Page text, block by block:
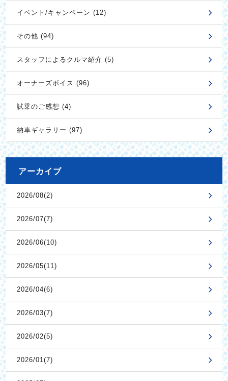
イベント/キャンペーン (12)
その他 (94)
スタッフによるクルマ紹介 (5)
オーナーズボイス (96)
試乗のご感想 (4)
納車ギャラリー (97)
アーカイブ
2026/08(2)
2026/07(7)
2026/06(10)
2026/05(11)
2026/04(6)
2026/03(7)
2026/02(5)
2026/01(7)